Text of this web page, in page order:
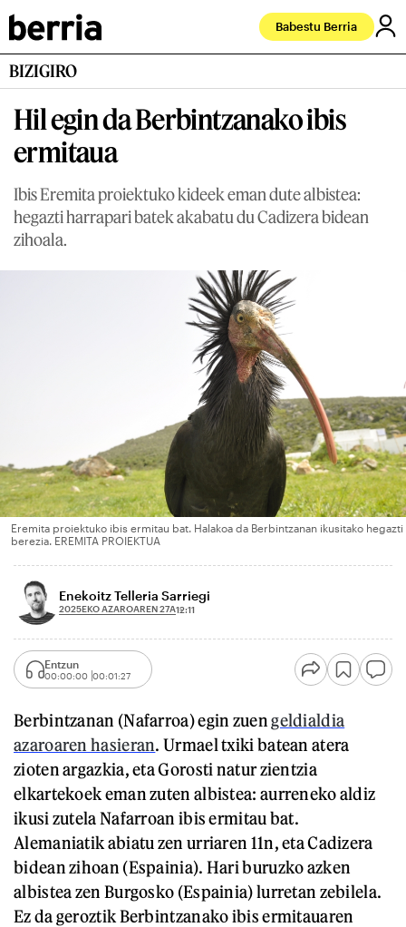
Babestu Berria
BIZIGIRO
Hil egin da Berbintzanako ibis
ermitaua
Ibis Eremita proiektuko kideek eman dute albistea:
hegazti harrapari batek akabatu du Cadizera bidean
zihoala.
Eremita proiektuko ibis ermitau bat. Halakoa da Berbintzanan ikusitako hegazti
berezia. EREMITA PROIEKTUA
Enekoitz Telleria Sarriegi
2025EKO AZAROAREN 27A12:11
Entzun
00:00:00 00:01:27
Berbintzanan (Nafarroa) egin zuengeldialdia
azaroaren hasieran. Urmael txiki batean atera
zioten argazkia, eta Gorosti natur zientzia
elkartekoek eman zuten albistea: aurreneko aldiz
ikusi zutela Nafarroan ibis ermitau bat.
Alemaniatik abiatu zen urriaren 11n, eta Cadizera
bidean zihoan (Espainia). Hari buruzko azken
albistea zen Burgosko (Espainia) lurretan zebilela.
Ez da geroztik Berbintzanako ibis ermitauaren